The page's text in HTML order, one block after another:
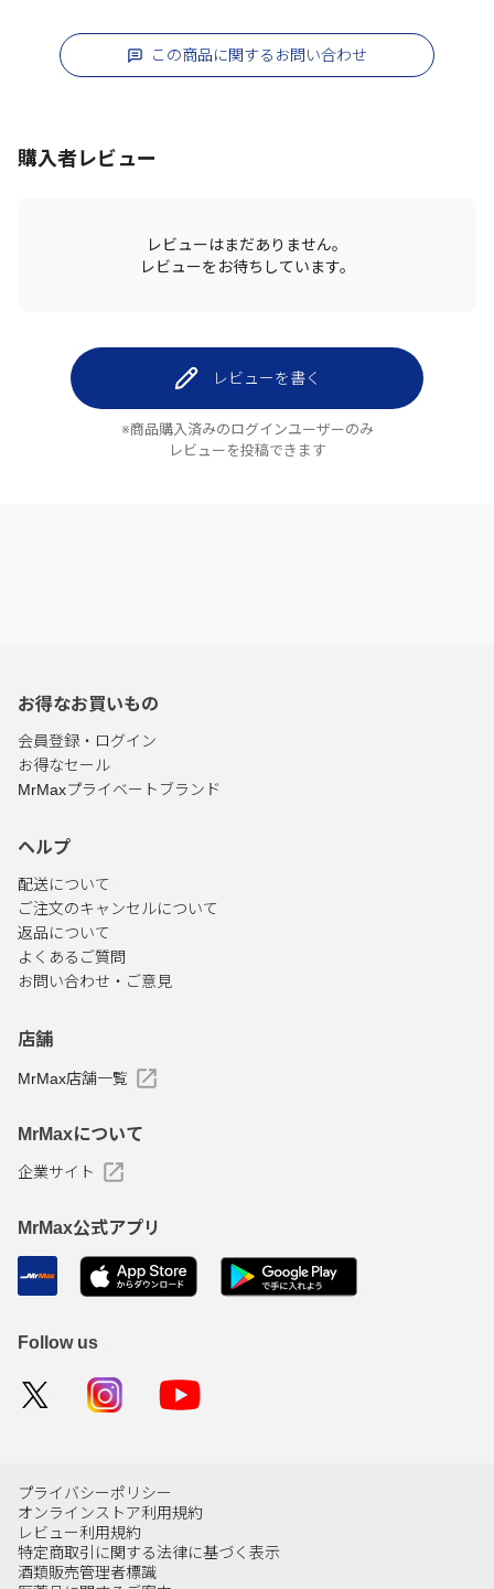
この商品に関するお問い合わせ
購入者レビュー
レビューはまだありません。
レビューをお待ちしています。
レビューを書く
※商品購入済みのログインユーザーのみ
レビューを投稿できます
お得なお買いもの
会員登録・ログイン
お得なセール
MrMaxプライベートブランド
ヘルプ
配送について
ご注文のキャンセルについて
返品について
よくあるご質問
お問い合わせ・ご意見
店舗
MrMax店舗一覧
MrMaxについて
企業サイト
MrMax公式アプリ
Follow us
プライバシーポリシー
オンラインストア利用規約
レビュー利用規約
特定商取引に関する法律に基づく表示
酒類販売管理者標識